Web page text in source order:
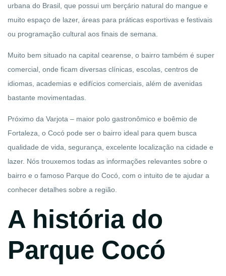
urbana do Brasil, que possui um berçário natural do mangue e
muito espaço de lazer, áreas para práticas esportivas e festivais
ou programação cultural aos finais de semana.
Muito bem situado na capital cearense, o bairro também é super
comercial, onde ficam diversas clínicas, escolas, centros de
idiomas, academias e edifícios comerciais, além de avenidas
bastante movimentadas.
Próximo da Varjota – maior polo gastronômico e boêmio de
Fortaleza, o Cocó pode ser o bairro ideal para quem busca
qualidade de vida, segurança, excelente localização na cidade e
lazer. Nós trouxemos todas as informações relevantes sobre o
bairro e o famoso Parque do Cocó, com o intuito de te ajudar a
conhecer detalhes sobre a região.
A história do
Parque Cocó